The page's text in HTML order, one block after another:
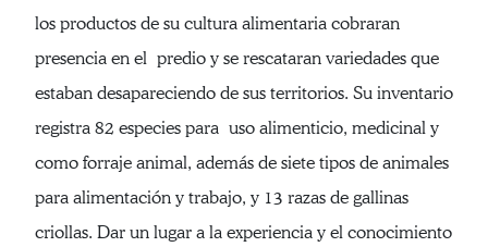
los productos de su cultura alimentaria cobraran
presencia en el predio y se rescataran variedades que
estaban desapareciendo de sus territorios. Su inventario
registra 82 especies para uso alimenticio, medicinal y
como forraje animal, además de siete tipos de animales
para alimentación y trabajo, y 13 razas de gallinas
criollas. Dar un lugar a la experiencia y el conocimiento